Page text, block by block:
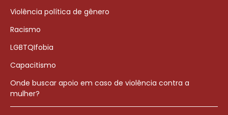
Violência política de gênero
Racismo
LGBTQIfobia
Capacitismo
Onde buscar apoio em caso de violência contra a
mulher?